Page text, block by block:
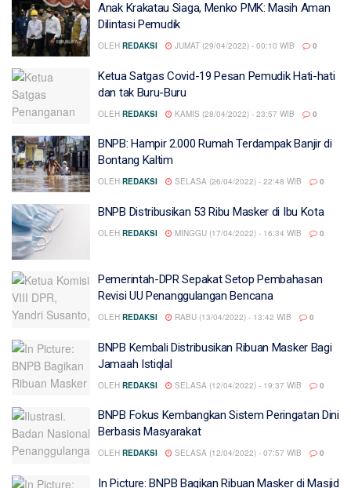
Anak Krakatau Siaga, Menko PMK: Masih Aman
Dilintasi Pemudik
OLEH REDAKSI JUMAT (29/04/2022) - 00:10 WIB 0
Ketua Satgas Covid-19 Pesan Pemudik Hati-hati
dan tak Buru-Buru
OLEH REDAKSI KAMIS (28/04/2022) - 23:57 WIB 0
BNPB: Hampir 2.000 Rumah Terdampak Banjir di
Bontang Kaltim
OLEH REDAKSI SELASA (26/04/2022) - 22:48 WIB 0
BNPB Distribusikan 53 Ribu Masker di Ibu Kota
OLEH REDAKSI MINGGU (17/04/2022) - 16:34 WIB 0
Pemerintah-DPR Sepakat Setop Pembahasan
Revisi UU Penanggulangan Bencana
OLEH REDAKSI RABU (13/04/2022) - 13:42 WIB 0
BNPB Kembali Distribusikan Ribuan Masker Bagi
Jamaah Istiqlal
OLEH REDAKSI SELASA (12/04/2022) - 19:37 WIB 0
BNPB Fokus Kembangkan Sistem Peringatan Dini
Berbasis Masyarakat
OLEH REDAKSI SELASA (12/04/2022) - 07:57 WIB 0
In Picture: BNPB Bagikan Ribuan Masker di Masjid